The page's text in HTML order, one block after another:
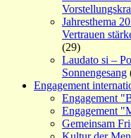
Jahresthema
Vertrauen
(29)
Laudato si –
Sonnengesang
Engagement
Engagement
Engagement
Gemeinsam